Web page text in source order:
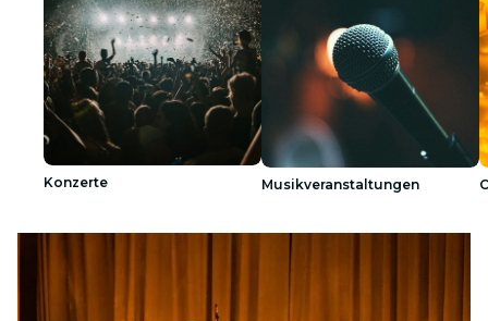
Konzerte Musikveranstaltungen